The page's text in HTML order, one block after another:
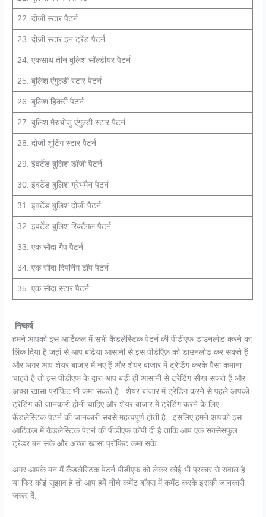
22. दोजी स्टार पैटर्न
23. दोजी स्टार इन ट्रेंड पैटर्न
24. एकसाथ तीन बुलिश सॉल्डीयर पैटर्न
25. बुलिश एंगुल्डी स्टार पैटर्न
26. बुलिश हिकरी पैटर्न
27. बुलिश मैरुबोजु एंगुल्डी स्टार पैटर्न
28. दोजी शूटिंग स्टार पैटर्न
29. इंवर्टेड बुलिश डॉजी पैटर्न
30. इंवर्टेड बुलिश ग्रेभमैन पैटर्न
31. इंवर्टेड बुलिश दोजी पैटर्न
32. इंवर्टेड बुलिश रिक्टैंगल पैटर्न
33. एक सौदा गैप पैटर्न
34. एक सौदा स्पिनिंग टॉप पैटर्न
35. एक सौदा स्टार पैटर्न
निष्कर्ष
हमने आपको इस आर्टिकल में सभी कैंडलेस्टिक पेटर्न की पीडीएफ डाउनलोड करने का
लिंक दिया है जहां से आप बढ़िया आसानी से इस पीडीऍफ़ को डाउनलोड कर सकते हैं
और अगर आप शेयर बाजार में नए हैं और शेयर बाजार में ट्रेडिंग करके पैसा कमाना
चाहते हैं तो इस पीडीएफ के द्वारा आप बड़ी ही आसानी से ट्रेडिंग सीख सकते हैं और
अच्छा खासा प्रॉफिट भी कमा सकते हैं. शेयर बाजार में ट्रेडिंग करने से पहले आपको
ट्रेडिंग की जानकारी होनी चाहिए और शेयर बाजार में ट्रेडिंग करने के लिए
कैंडलेस्टिक पेटर्न की जानकारी सबसे महत्वपूर्ण होती है. इसलिए हमने आपको इस
आर्टिकल में कैंडलेस्टिक पेटर्न की पीडीएफ कॉपी दी है ताकि आप एक सक्सेसफुल
ट्रेडर बन सके और अच्छा खासा प्रॉफिट कमा सके.
अगर आपके मन में कैंडलेस्टिक पेटर्न पीडीएफ को लेकर कोई भी प्रकार से सवाल है
या फिर कोई सुझाव है तो आप हमें नीचे कमेंट बॉक्स में कमेंट करके इसकी जानकारी
जरूर दें.